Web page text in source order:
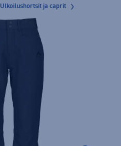
Ulkoilushortsit ja caprit